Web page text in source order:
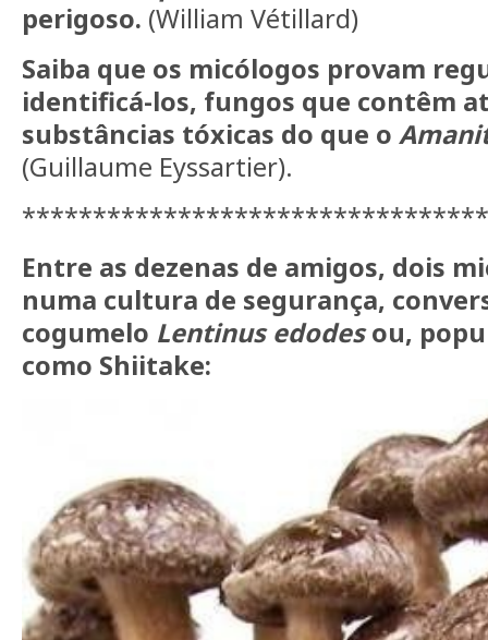
perigoso. (William Vétillard)
Saiba que os micólogos provam
identificá-los, fungos que contêm
substâncias tóxicas do que o
(Guillaume Eyssartier).
Entre as dezenas de amigos, dois
numa cultura de segurança,
cogumelo Lentinus edodesou,
como Shiitake: